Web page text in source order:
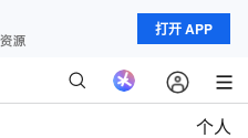
打开 APP
个人